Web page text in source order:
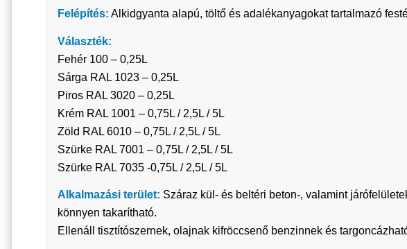
Felépítés: Alkidgyanta alapú, töltő és adalékanyagokat tartalmazó
Választék:
Fehér 100 – 0,25L
Sárga RAL 1023 – 0,25L
Piros RAL 3020 – 0,25L
Krém RAL 1001 – 0,75L / 2,5L / 5L
Zöld RAL 6010 – 0,75L / 2,5L / 5L
Szürke RAL 7001 – 0,75L / 2,5L / 5L
Szürke RAL 7035 -0,75L / 2,5L / 5L
Alkalmazási terület: Száraz kül- és beltéri beton-, valamint
könnyen takarítható.
Ellenáll tisztítószernek, olajnak kifröccsenő benzinnek és